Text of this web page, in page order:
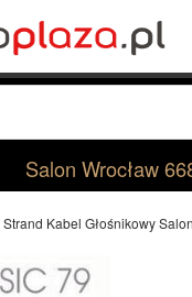
Salon Wrocław
Kabel Głośnikowy